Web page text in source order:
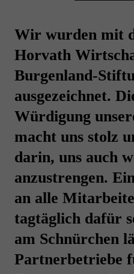
Wir wurden mit
Horvath
Burgenland-
ausgezeichnet.
Würdigung
macht uns stolz
darin, uns auch
anzustrengen.
an alle
tagtäglich dafür
am Schnürchen
Partnerbetriebe